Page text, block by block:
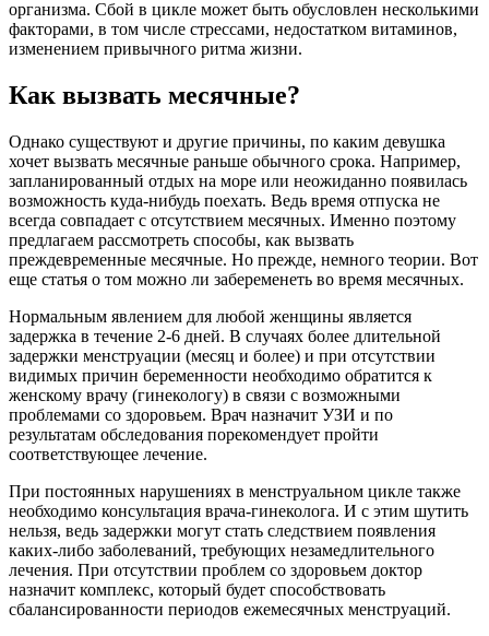
организма. Сбой в цикле может быть обусловлен несколькими
факторами, в том числе стрессами, недостатком витаминов,
изменением привычного ритма жизни.
Как вызвать месячные?
Однако существуют и другие причины, по каким девушка
хочет вызвать месячные раньше обычного срока. Например,
запланированный отдых на море или неожиданно появилась
возможность куда-нибудь поехать. Ведь время отпуска не
всегда совпадает с отсутствием месячных. Именно поэтому
предлагаем рассмотреть способы, как вызвать
преждевременные месячные. Но прежде, немного теории. Вот
еще статья о том можно ли забеременеть во время месячных.
Нормальным явлением для любой женщины является
задержка в течение 2-6 дней. В случаях более длительной
задержки менструации (месяц и более) и при отсутствии
видимых причин беременности необходимо обратится к
женскому врачу (гинекологу) в связи с возможными
проблемами со здоровьем. Врач назначит УЗИ и по
результатам обследования порекомендует пройти
соответствующее лечение.
При постоянных нарушениях в менструальном цикле также
необходимо консультация врача-гинеколога. И с этим шутить
нельзя, ведь задержки могут стать следствием появления
каких-либо заболеваний, требующих незамедлительного
лечения. При отсутствии проблем со здоровьем доктор
назначит комплекс, который будет способствовать
сбалансированности периодов ежемесячных менструаций.